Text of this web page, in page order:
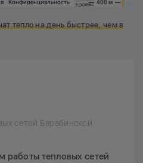
тепло на день быстрее, чем в
сетей Барабинской
тепловых сетей